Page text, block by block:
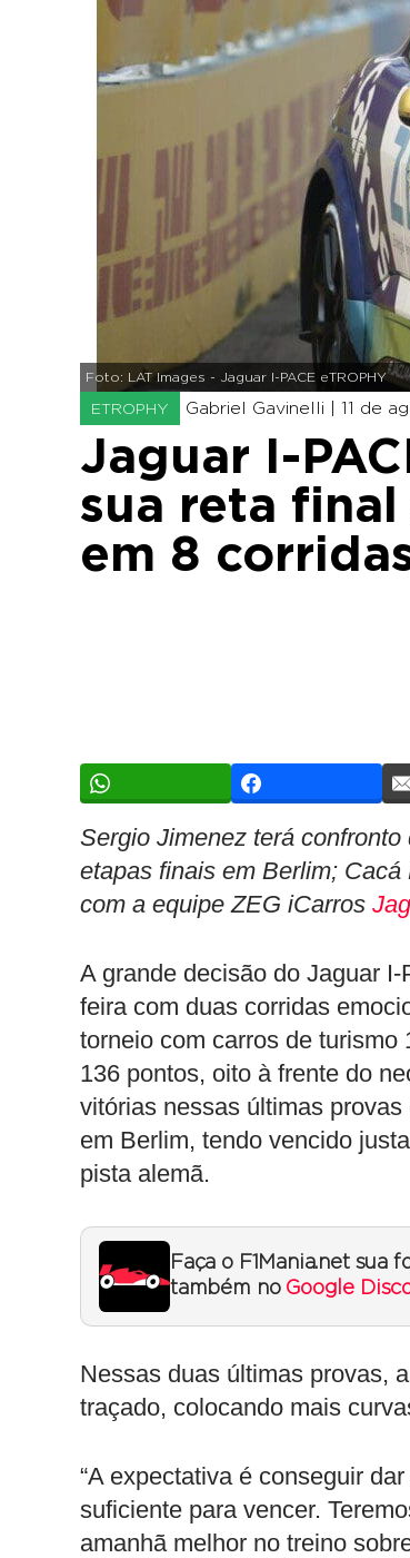
Foto: LAT Images - Jaguar I-PACE eTROPHY
ETROPHY Gabriel Gavinelli | 11 de
Jaguar I-
sua reta
em 8
Sergio Jimenez terá
etapas finais em Berlim;
com a equipe ZEG iCarros
A grande decisão do Jaguar
feira com duas corridas
torneio com carros de
136 pontos, oito à frente do
vitórias nessas últimas
em Berlim, tendo vencido
pista alemã.
Faça o F1Mania.net
também no Google
Nessas duas últimas provas,
traçado, colocando mais
“A expectativa é conseguir
suficiente para vencer.
amanhã melhor no treino